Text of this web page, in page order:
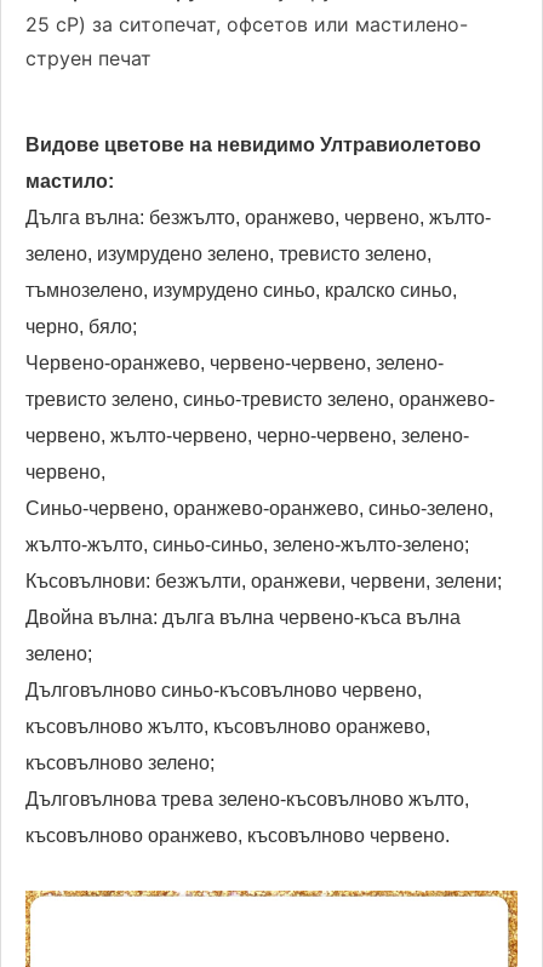
25 cP) за ситопечат, офсетов или мастилено-
струен печат
Видове цветове на невидимо Ултравиолетово
мастило:
Дълга вълна: безжълто, оранжево, червено, жълто-
зелено, изумрудено зелено, тревисто зелено,
тъмнозелено, изумрудено синьо, кралско синьо,
черно, бяло;
Червено-оранжево, червено-червено, зелено-
тревисто зелено, синьо-тревисто зелено, оранжево-
червено, жълто-червено, черно-червено, зелено-
червено,
Синьо-червено, оранжево-оранжево, синьо-зелено,
жълто-жълто, синьо-синьо, зелено-жълто-зелено;
Късовълнови: безжълти, оранжеви, червени, зелени;
Двойна вълна: дълга вълна червено-къса вълна
зелено;
Дълговълново синьо-късовълново червено,
късовълново жълто, късовълново оранжево,
късовълново зелено;
Дълговълнова трева зелено-късовълново жълто,
късовълново оранжево, късовълново червено.